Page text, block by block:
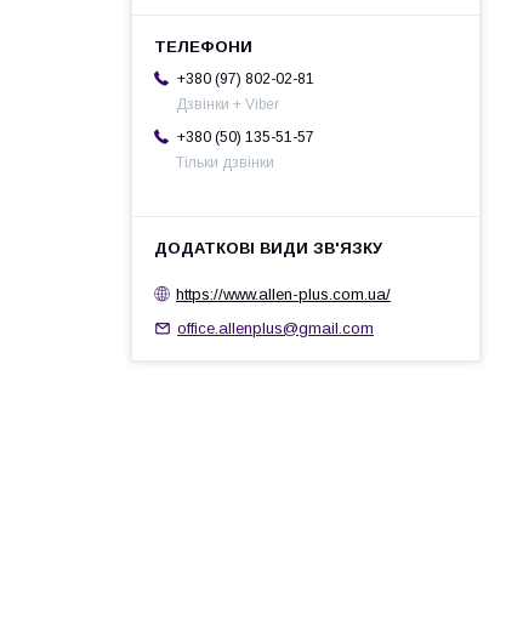
+380 (97) 802-02-81
Дзвінки + Viber
+380 (50) 135-51-57
Тільки дзвінки
https://www.allen-plus.com.ua/
office.allenplus@gmail.com